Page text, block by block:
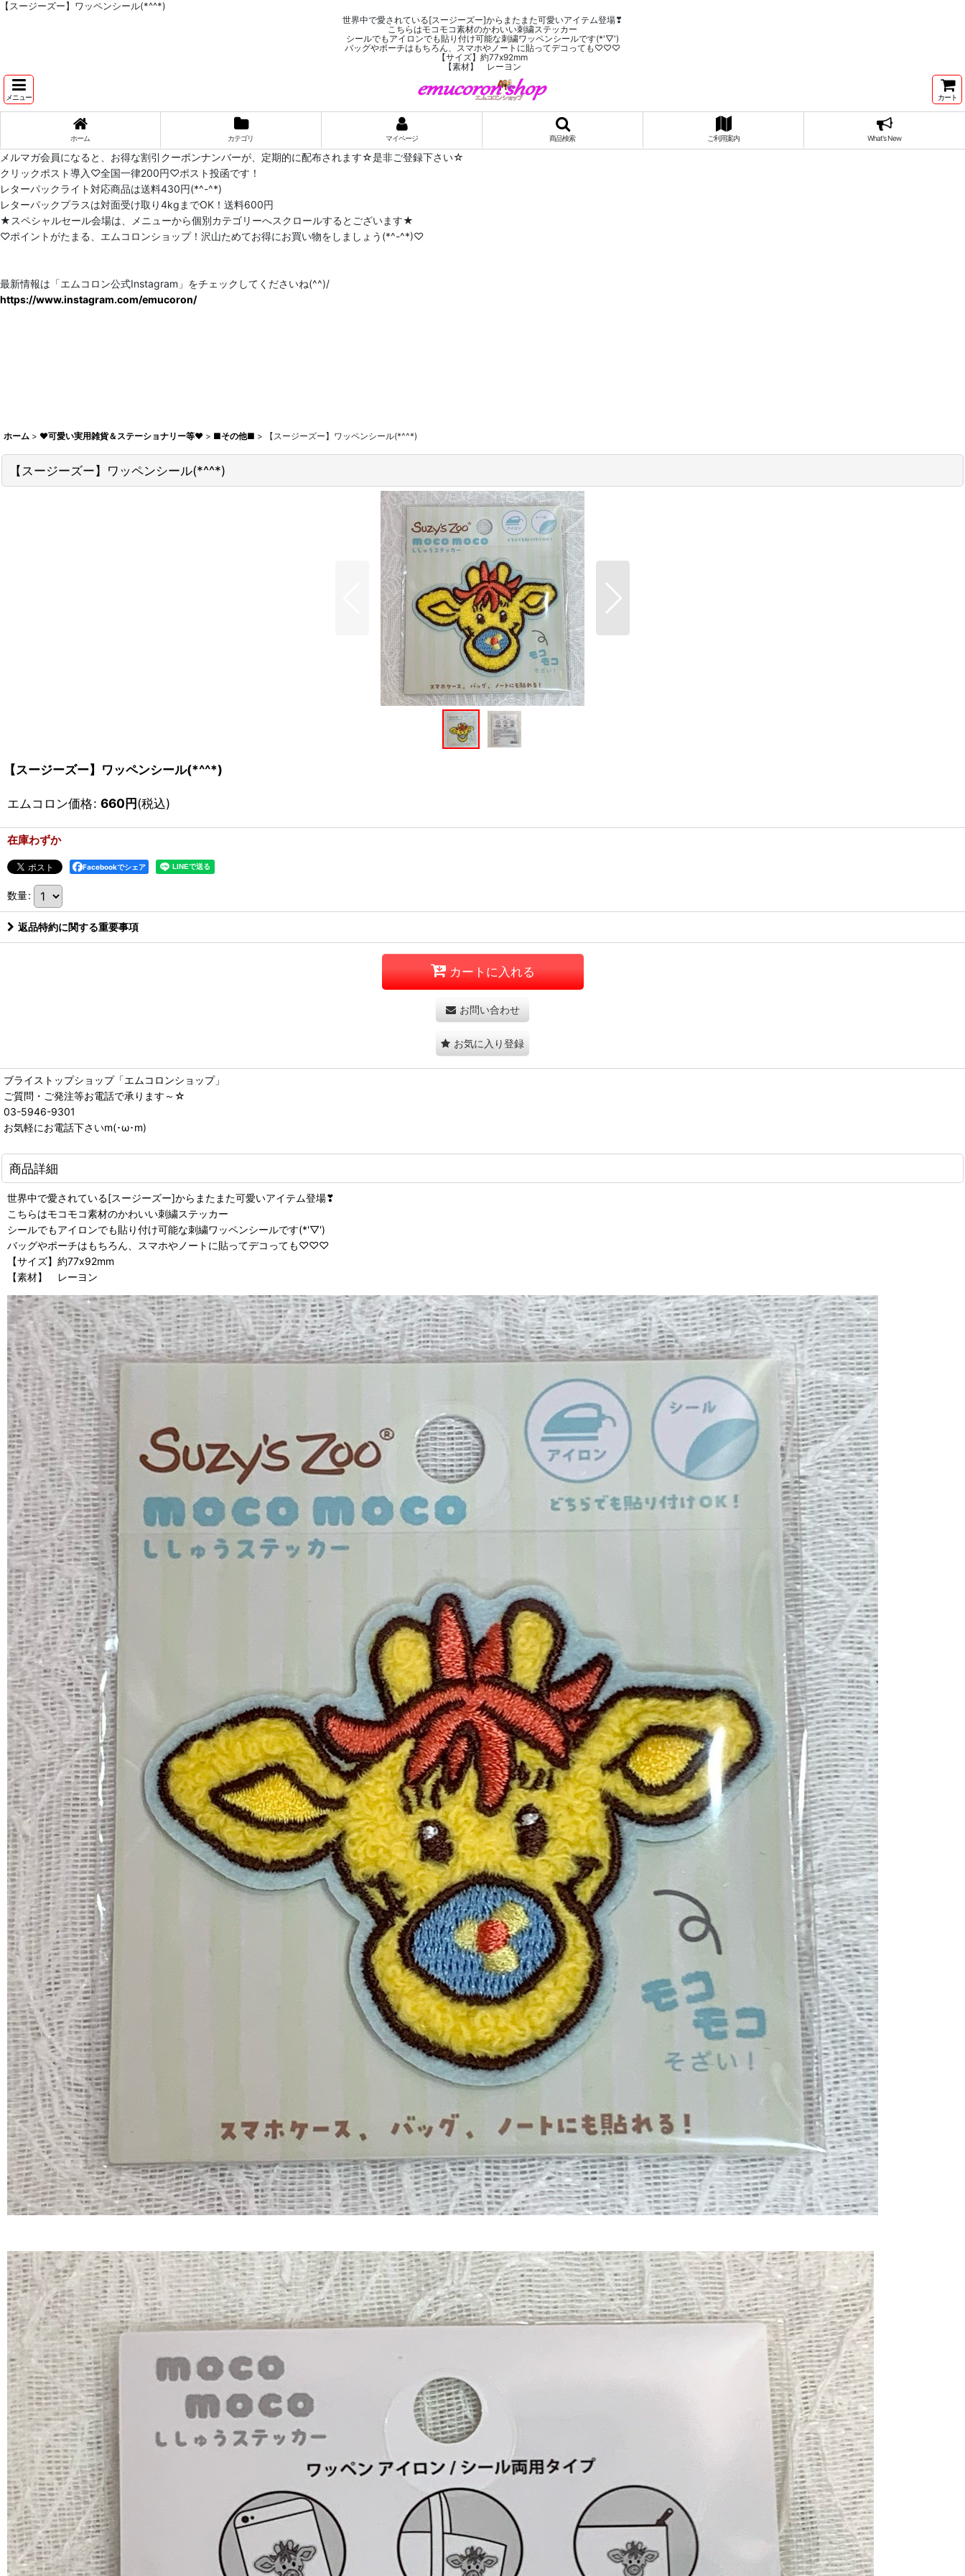
【スージーズー】ワッペンシール(*^^*)
世界中で愛されている[スージーズー]からまたまた可愛いアイテム登場❣
こちらはモコモコ素材のかわいい刺繍ステッカー
シールでもアイロンでも貼り付け可能な刺繍ワッペンシールです(*'▽')
バッグやポーチはもちろん、スマホやノートに貼ってデコっても♡♡♡
【サイズ】約77x92mm
【素材】 レーヨン
メニュー カート
ホーム カテゴリ マイページ 商品検索 ご利用案内 What's New
メルマガ会員になると、お得な割引クーポンナンバーが、定期的に配布されます☆是非ご登録下さい☆
クリックポスト導入♡全国一律200円♡ポスト投函です！
レターパックライト対応商品は送料430円(*^-^*)
レターパックプラスは対面受け取り4kgまでOK！送料600円
★スペシャルセール会場は、メニューから個別カテゴリーへスクロールするとございます★
♡ポイントがたまる、エムコロンショップ！沢山ためてお得にお買い物をしましょう(*^-^*)♡
最新情報は「エムコロン公式Instagram」をチェックしてくださいね(^^)/
https://www.instagram.com/emucoron/
ホーム > ♥可愛い実用雑貨＆ステーショナリー等♥ > ■その他■ > 【スージーズー】ワッペンシール(*^^*)
【スージーズー】ワッペンシール(*^^*)
【スージーズー】ワッペンシール(*^^*)
エムコロン価格: 660円(税込)
在庫わずか
Facebookでシェア
数量:
返品特約に関する重要事項
カートに入れる
お問い合わせ
お気に入り登録
ブライストップショップ「エムコロンショップ」
ご質問・ご発注等お電話で承ります～☆
03-5946-9301
お気軽にお電話下さいm(･ω･m)
商品詳細
世界中で愛されている[スージーズー]からまたまた可愛いアイテム登場❣
こちらはモコモコ素材のかわいい刺繍ステッカー
シールでもアイロンでも貼り付け可能な刺繍ワッペンシールです(*'▽')
バッグやポーチはもちろん、スマホやノートに貼ってデコっても♡♡♡
【サイズ】約77x92mm
【素材】 レーヨン